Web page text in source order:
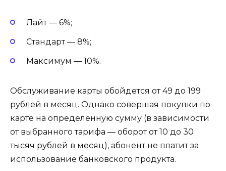
Лайт — 6%;
Стандарт — 8%;
Максимум — 10%.
Обслуживание карты обойдется от 49 до 199
рублей в месяц. Однако совершая покупки по
карте на определенную сумму (в зависимости
от выбранного тарифа — оборот от 10 до 30
тысяч рублей в месяц), абонент не платит за
использование банковского продукта.